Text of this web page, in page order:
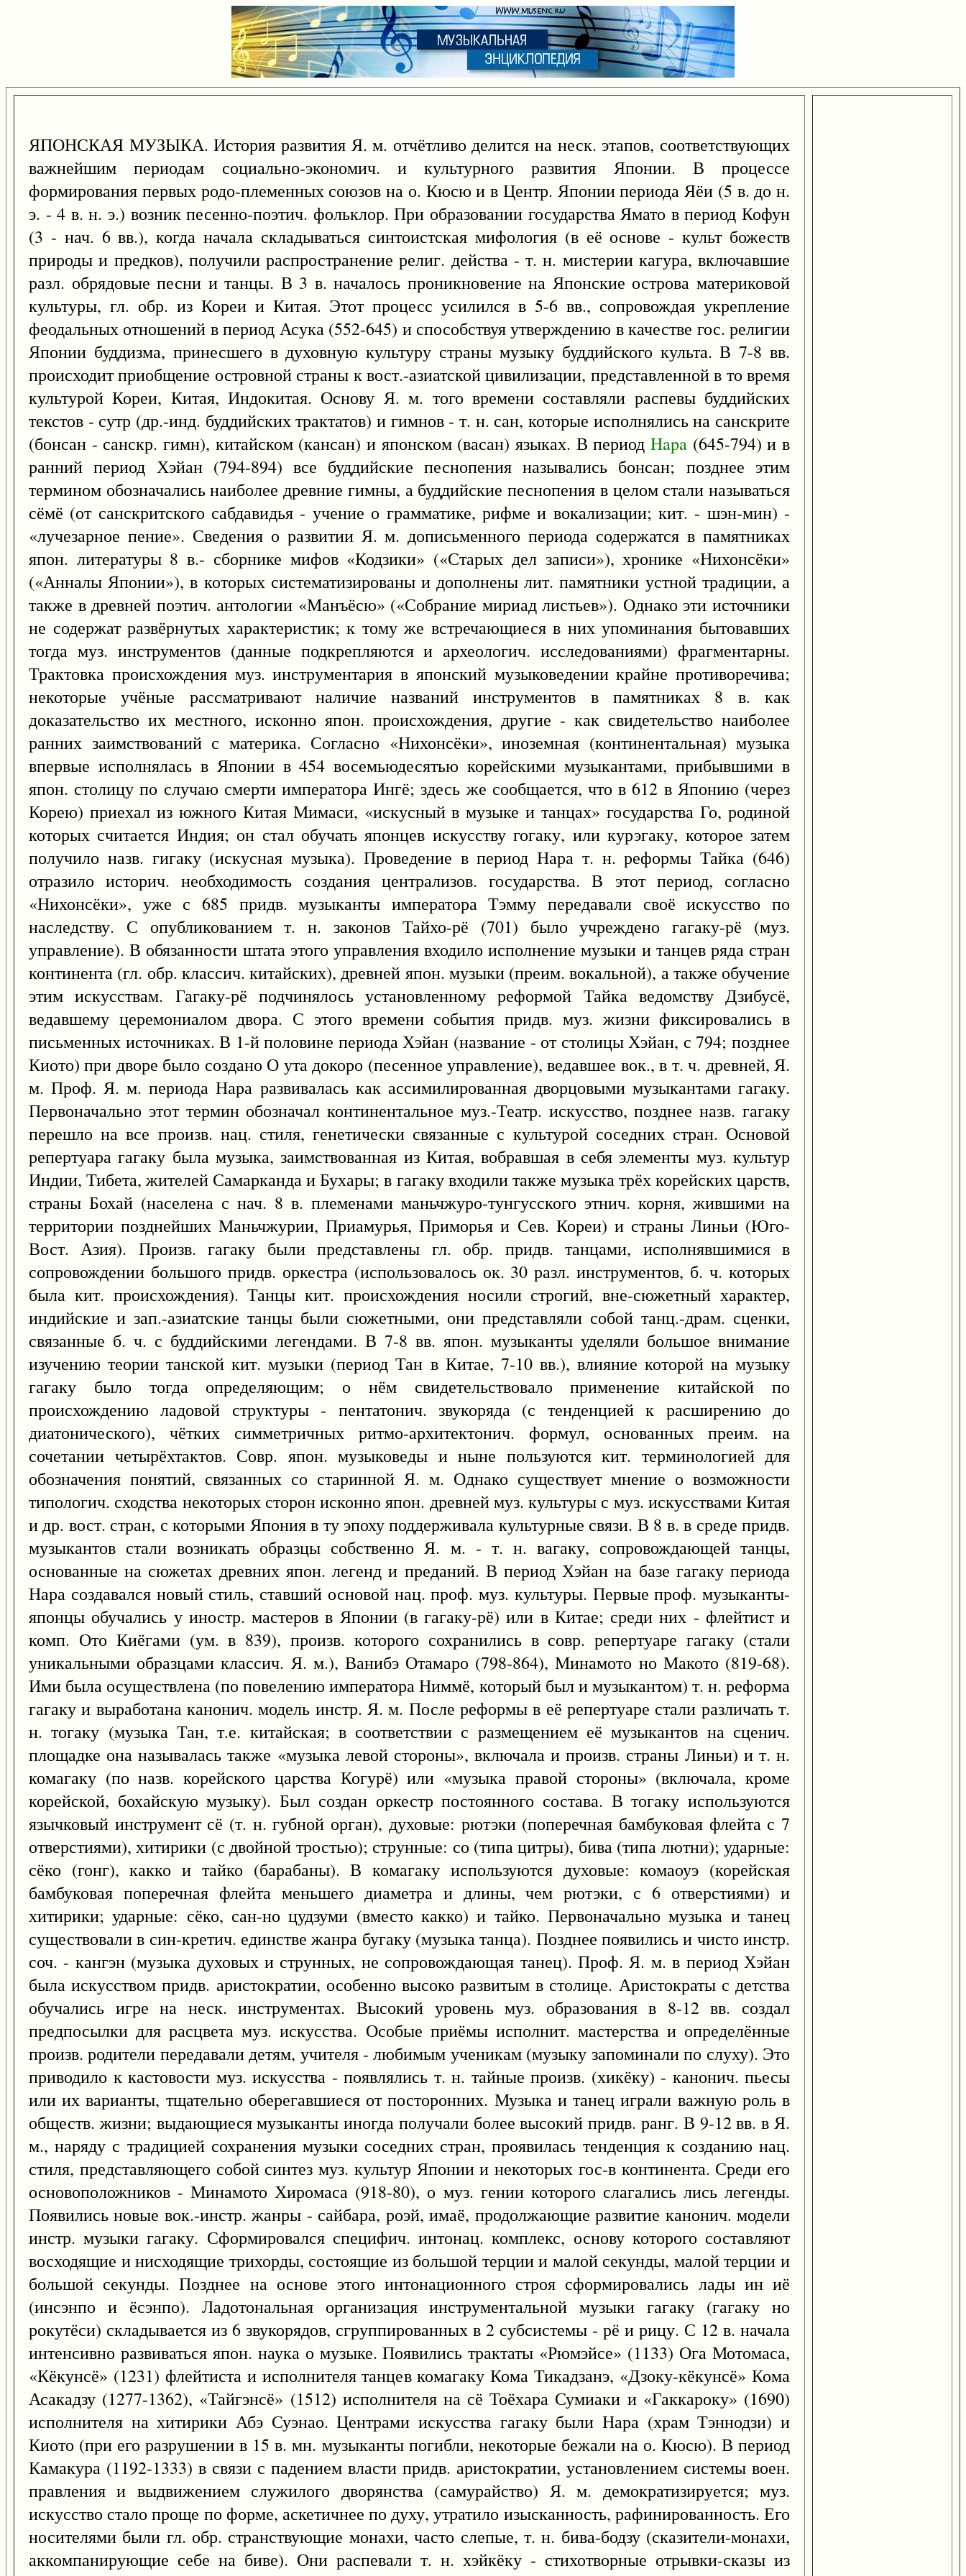
ЯПОНСКАЯ МУЗЫКА. История развития Я. м. отчётливо делится на неск. этапов, соответствующих
важнейшим периодам социально-экономич. и культурного развития Японии. В процессе
формирования первых родо-племенных союзов на о. Кюсю и в Центр. Японии периода Яёи (5 в. до н.
э. - 4 в. н. э.) возник песенно-поэтич. фольклор. При образовании государства Ямато в период Кофун
(3 - нач. 6 вв.), когда начала складываться синтоистская мифология (в её основе - культ божеств
природы и предков), получили распространение религ. действа - т. н. мистерии кагура, включавшие
разл. обрядовые песни и танцы. В 3 в. началось проникновение на Японские острова материковой
культуры, гл. обр. из Кореи и Китая. Этот процесс усилился в 5-6 вв., сопровождая укрепление
феодальных отношений в период Асука (552-645) и способствуя утверждению в качестве гос. религии
Японии буддизма, принесшего в духовную культуру страны музыку буддийского культа. В 7-8 вв.
происходит приобщение островной страны к вост.-азиатской цивилизации, представленной в то время
культурой Кореи, Китая, Индокитая. Основу Я. м. того времени составляли распевы буддийских
текстов - сутр (др.-инд. буддийских трактатов) и гимнов - т. н. сан, которые исполнялись на санскрите
(бонсан - санскр. гимн), китайском (кансан) и японском (васан) языках. В период Hapa (645-794) и в
ранний период Хэйан (794-894) все буддийские песнопения назывались бонсан; позднее этим
термином обозначались наиболее древние гимны, а буддийские песнопения в целом стали называться
сёмё (от санскритского сабдавидья - учение о грамматике, рифме и вокализации; кит. - шэн-мин) -
«лучезарное пение». Сведения о развитии Я. м. дописьменного периода содержатся в памятниках
япон. литературы 8 в.- сборнике мифов «Кодзики» («Старых дел записи»), хронике «Нихонсёки»
(«Анналы Японии»), в которых систематизированы и дополнены лит. памятники устной традиции, а
также в древней поэтич. антологии «Манъёсю» («Собрание мириад листьев»). Однако эти источники
не содержат развёрнутых характеристик; к тому же встречающиеся в них упоминания бытовавших
тогда муз. инструментов (данные подкрепляются и археологич. исследованиями) фрагментарны.
Трактовка происхождения муз. инструментария в японский музыковедении крайне противоречива;
некоторые учёные рассматривают наличие названий инструментов в памятниках 8 в. как
доказательство их местного, исконно япон. происхождения, другие - как свидетельство наиболее
ранних заимствований с материка. Согласно «Нихонсёки», иноземная (континентальная) музыка
впервые исполнялась в Японии в 454 восемьюдесятью корейскими музыкантами, прибывшими в
япон. столицу по случаю смерти императора Ингё; здесь же сообщается, что в 612 в Японию (через
Корею) приехал из южного Китая Мимаси, «искусный в музыке и танцах» государства Го, родиной
которых считается Индия; он стал обучать японцев искусству гогаку, или курэгаку, которое затем
получило назв. гигаку (искусная музыка). Проведение в период Нара т. н. реформы Тайка (646)
отразило историч. необходимость создания централизов. государства. В этот период, согласно
«Нихонсёки», уже с 685 придв. музыканты императора Тэмму передавали своё искусство по
наследству. С опубликованием т. н. законов Тайхо-рё (701) было учреждено гагаку-рё (муз.
управление). В обязанности штата этого управления входило исполнение музыки и танцев ряда стран
континента (гл. обр. классич. китайских), древней япон. музыки (преим. вокальной), а также обучение
этим искусствам. Гагаку-рё подчинялось установленному реформой Тайка ведомству Дзибусё,
ведавшему церемониалом двора. С этого времени события придв. муз. жизни фиксировались в
письменных источниках. В 1-й половине периода Хэйан (название - от столицы Хэйан, с 794; позднее
Киото) при дворе было создано О ута докоро (песенное управление), ведавшее вок., в т. ч. древней, Я.
м. Проф. Я. м. периода Нара развивалась как ассимилированная дворцовыми музыкантами гагаку.
Первоначально этот термин обозначал континентальное муз.-Театр. искусство, позднее назв. гагаку
перешло на все произв. нац. стиля, генетически связанные с культурой соседних стран. Основой
репертуара гагаку была музыка, заимствованная из Китая, вобравшая в себя элементы муз. культур
Индии, Тибета, жителей Самарканда и Бухары; в гагаку входили также музыка трёх корейских царств,
страны Бохай (населена с нач. 8 в. племенами маньчжуро-тунгусского этнич. корня, жившими на
территории позднейших Маньчжурии, Приамурья, Приморья и Сев. Кореи) и страны Линьи (Юго-
Вост. Азия). Произв. гагаку были представлены гл. обр. придв. танцами, исполнявшимися в
сопровождении большого придв. оркестра (использовалось ок. 30 разл. инструментов, б. ч. которых
была кит. происхождения). Танцы кит. происхождения носили строгий, вне-сюжетный характер,
индийские и зап.-азиатские танцы были сюжетными, они представляли собой танц.-драм. сценки,
связанные б. ч. с буддийскими легендами. В 7-8 вв. япон. музыканты уделяли большое внимание
изучению теории танской кит. музыки (период Тан в Китае, 7-10 вв.), влияние которой на музыку
гагаку было тогда определяющим; о нём свидетельствовало применение китайской по
происхождению ладовой структуры - пентатонич. звукоряда (с тенденцией к расширению до
диатонического), чётких симметричных ритмо-архитектонич. формул, основанных преим. на
сочетании четырёхтактов. Совр. япон. музыковеды и ныне пользуются кит. терминологией для
обозначения понятий, связанных со старинной Я. м. Однако существует мнение о возможности
типологич. сходства некоторых сторон исконно япон. древней муз. культуры с муз. искусствами Китая
и др. вост. стран, с которыми Япония в ту эпоху поддерживала культурные связи. В 8 в. в среде придв.
музыкантов стали возникать образцы собственно Я. м. - т. н. вагаку, сопровождающей танцы,
основанные на сюжетах древних япон. легенд и преданий. В период Хэйан на базе гагаку периода
Нара создавался новый стиль, ставший основой нац. проф. муз. культуры. Первые проф. музыканты-
японцы обучались у иностр. мастеров в Японии (в гагаку-рё) или в Китае; среди них - флейтист и
комп. Ото Киёгами (ум. в 839), произв. которого сохранились в совр. репертуаре гагаку (стали
уникальными образцами классич. Я. м.), Ванибэ Отамаро (798-864), Минамото но Макото (819-68).
Ими была осуществлена (по повелению императора Ниммё, который был и музыкантом) т. н. реформа
гагаку и выработана канонич. модель инстр. Я. м. После реформы в её репертуаре стали различать т.
н. тогаку (музыка Тан, т.е. китайская; в соответствии с размещением её музыкантов на сценич.
площадке она называлась также «музыка левой стороны», включала и произв. страны Линьи) и т. н.
комагаку (по назв. корейского царства Когурё) или «музыка правой стороны» (включала, кроме
корейской, бохайскую музыку). Был создан оркестр постоянного состава. В тогаку используются
язычковый инструмент сё (т. н. губной орган), духовые: рютэки (поперечная бамбуковая флейта с 7
отверстиями), хитирики (с двойной тростью); струнные: со (типа цитры), бива (типа лютни); ударные:
сёко (гонг), какко и тайко (барабаны). В комагаку используются духовые: комаоуэ (корейская
бамбуковая поперечная флейта меньшего диаметра и длины, чем рютэки, с 6 отверстиями) и
хитирики; ударные: сёко, сан-но цудзуми (вместо какко) и тайко. Первоначально музыка и танец
существовали в син-кретич. единстве жанра бугаку (музыка танца). Позднее появились и чисто инстр.
соч. - кангэн (музыка духовых и струнных, не сопровождающая танец). Проф. Я. м. в период Хэйан
была искусством придв. аристократии, особенно высоко развитым в столице. Аристократы с детства
обучались игре на неск. инструментах. Высокий уровень муз. образования в 8-12 вв. создал
предпосылки для расцвета муз. искусства. Особые приёмы исполнит. мастерства и определённые
произв. родители передавали детям, учителя - любимым ученикам (музыку запоминали по слуху). Это
приводило к кастовости муз. искусства - появлялись т. н. тайные произв. (хикёку) - канонич. пьесы
или их варианты, тщательно оберегавшиеся от посторонних. Музыка и танец играли важную роль в
обществ. жизни; выдающиеся музыканты иногда получали более высокий придв. ранг. В 9-12 вв. в Я.
м., наряду с традицией сохранения музыки соседних стран, проявилась тенденция к созданию нац.
стиля, представляющего собой синтез муз. культур Японии и некоторых гос-в континента. Среди его
основоположников - Минамото Хиромаса (918-80), о муз. гении которого слагались лись легенды.
Появились новые вок.-инстр. жанры - сайбара, роэй, имаё, продолжающие развитие канонич. модели
инстр. музыки гагаку. Сформировался специфич. интонац. комплекс, основу которого составляют
восходящие и нисходящие трихорды, состоящие из большой терции и малой секунды, малой терции и
большой секунды. Позднее на основе этого интонационного строя сформировались лады ин иё
(инсэнпо и ёсэнпо). Ладотональная организация инструментальной музыки гагаку (гагаку но
рокутёси) складывается из 6 звукорядов, сгруппированных в 2 субсистемы - рё и рицу. С 12 в. начала
интенсивно развиваться япон. наука о музыке. Появились трактаты «Рюмэйсе» (1133) Ога Мотомаса,
«Кёкунсё» (1231) флейтиста и исполнителя танцев комагаку Кома Тикадзанэ, «Дзоку-кёкунсё» Кома
Асакадзу (1277-1362), «Тайгэнсё» (1512) исполнителя на сё Тоёхара Сумиаки и «Гаккароку» (1690)
исполнителя на хитирики Абэ Суэнао. Центрами искусства гагаку были Нара (храм Тэннодзи) и
Киото (при его разрушении в 15 в. мн. музыканты погибли, некоторые бежали на о. Кюсю). В период
Камакура (1192-1333) в связи с падением власти придв. аристократии, установлением системы воен.
правления и выдвижением служилого дворянства (самурайство) Я. м. демократизируется; муз.
искусство стало проще по форме, аскетичнее по духу, утратило изысканность, рафинированность. Его
носителями были гл. обр. странствующие монахи, часто слепые, т. н. бива-бодзу (сказители-монахи,
аккомпанирующие себе на биве). Они распевали т. н. хэйкёку - стихотворные отрывки-сказы из